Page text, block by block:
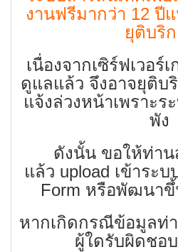
งานฟรีมากว่า 12 ปี
ยุติบริ
เนื่องจากเซิร์ฟเวอร์
ดูแลแล้ว จึงอาจยุติบ
แจ้งล่วงหน้าเพราะร
พัง
ดังนั้น ขอให้ท่าน
แล้ว upload เข้าระ
Form หรือพัฒนาขึ้
หากเกิดกรณีข้อมูลท่
ผู้ใดรับผิดชอ